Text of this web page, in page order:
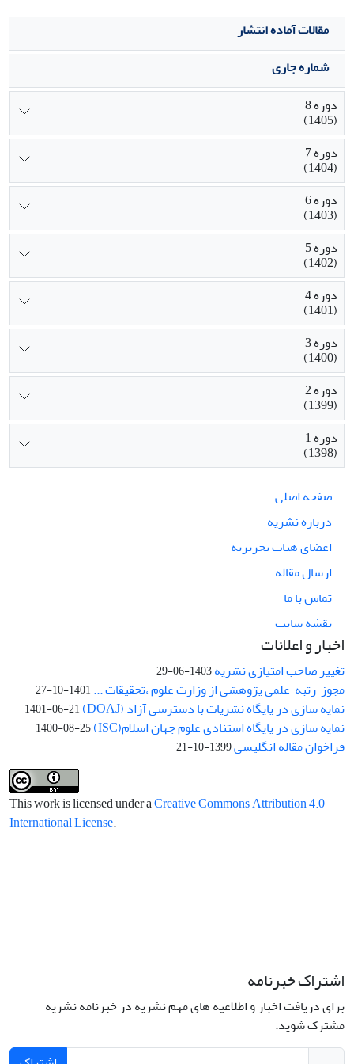
مقالات آماده انتشار
شماره جاری
دوره 8
(1405)
دوره 7
(1404)
دوره 6
(1403)
دوره 5
(1402)
دوره 4
(1401)
دوره 3
(1400)
دوره 2
(1399)
دوره 1
(1398)
صفحه اصلی
درباره نشریه
اعضای هیات تحریریه
ارسال مقاله
تماس با ما
نقشه سایت
اخبار و اعلانات
تغییر صاحب امتیازی نشریه1403-06-29
مجوز رتبه علمی پژوهشی از وزارت علوم ،تحقیقات ...1401-10-27
نمایه سازی در پایگاه نشریات با دسترسی آزاد (DOAJ) 1401-06-21
نمایه سازی در پایگاه استنادی علوم جهان اسلام(ISC) 1400-08-25
فراخوان مقاله انگلیسی1399-10-21
This work is licensed under aCreative Commons Attribution 4.0
International License.
اشتراک خبرنامه
برای دریافت اخبار و اطلاعیه های مهم نشریه در خبرنامه نشریه
مشترک شوید.